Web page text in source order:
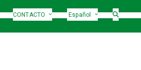
CONTACTO Español